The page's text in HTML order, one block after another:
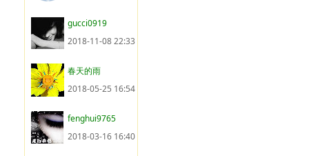
gucci0919
2018-11-08 22:33
春天的雨
2018-05-25 16:54
fenghui9765
2018-03-16 16:40